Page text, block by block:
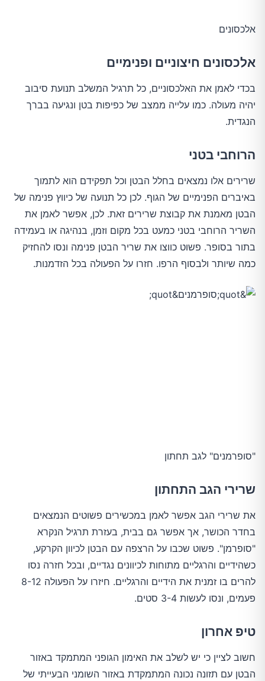
אלכסונים
אלכסונים חיצוניים ופנימיים
בכדי לאמן את האלכסוניים, כל תרגיל המשלב תנועת סיבוב
יהיה מעולה. כמו עלייה ממצב של כפיפות בטן ונגיעה בברך
הנגדית.
הרוחבי בטני
שרירים אלו נמצאים בחלל הבטן וכל תפקידם הוא לתמוך
באיברים הפנימיים של הגוף. לכן כל תנועה של כיווץ פנימה של
הבטן מאמנת את קבוצת שרירים זאת. לכן, אפשר לאמן את
השריר הרוחבי בטני כמעט בכל מקום וזמן, בנהיגה או בעמידה
בתור בסופר. פשוט כווצו את שריר הבטן פנימה ונסו להחזיק
כמה שיותר ולבסוף הרפו. חזרו על הפעולה בכל הזדמנות.
"סופרמנים" לגב תחתון
שרירי הגב התחתון
את שרירי הגב אפשר לאמן במכשירים פשוטים הנמצאים
בחדר הכושר, אך אפשר גם בבית, בעזרת תרגיל הנקרא
"סופרמן". פשוט שכבו על הרצפה עם הבטן לכיוון הקרקע,
כשהידיים והרגליים מתוחות לכיוונים נגדיים, ובכל חזרה נסו
להרים בו זמנית את הידיים והרגליים. חיזרו על הפעולה 8-12
פעמים, ונסו לעשות 3-4 סטים.
טיפ אחרון
חשוב לציין כי יש לשלב את האימון הגופני המתמקד באזור
הבטן עם תזונה נכונה המתמקדת באזור השומני הבעייתי של